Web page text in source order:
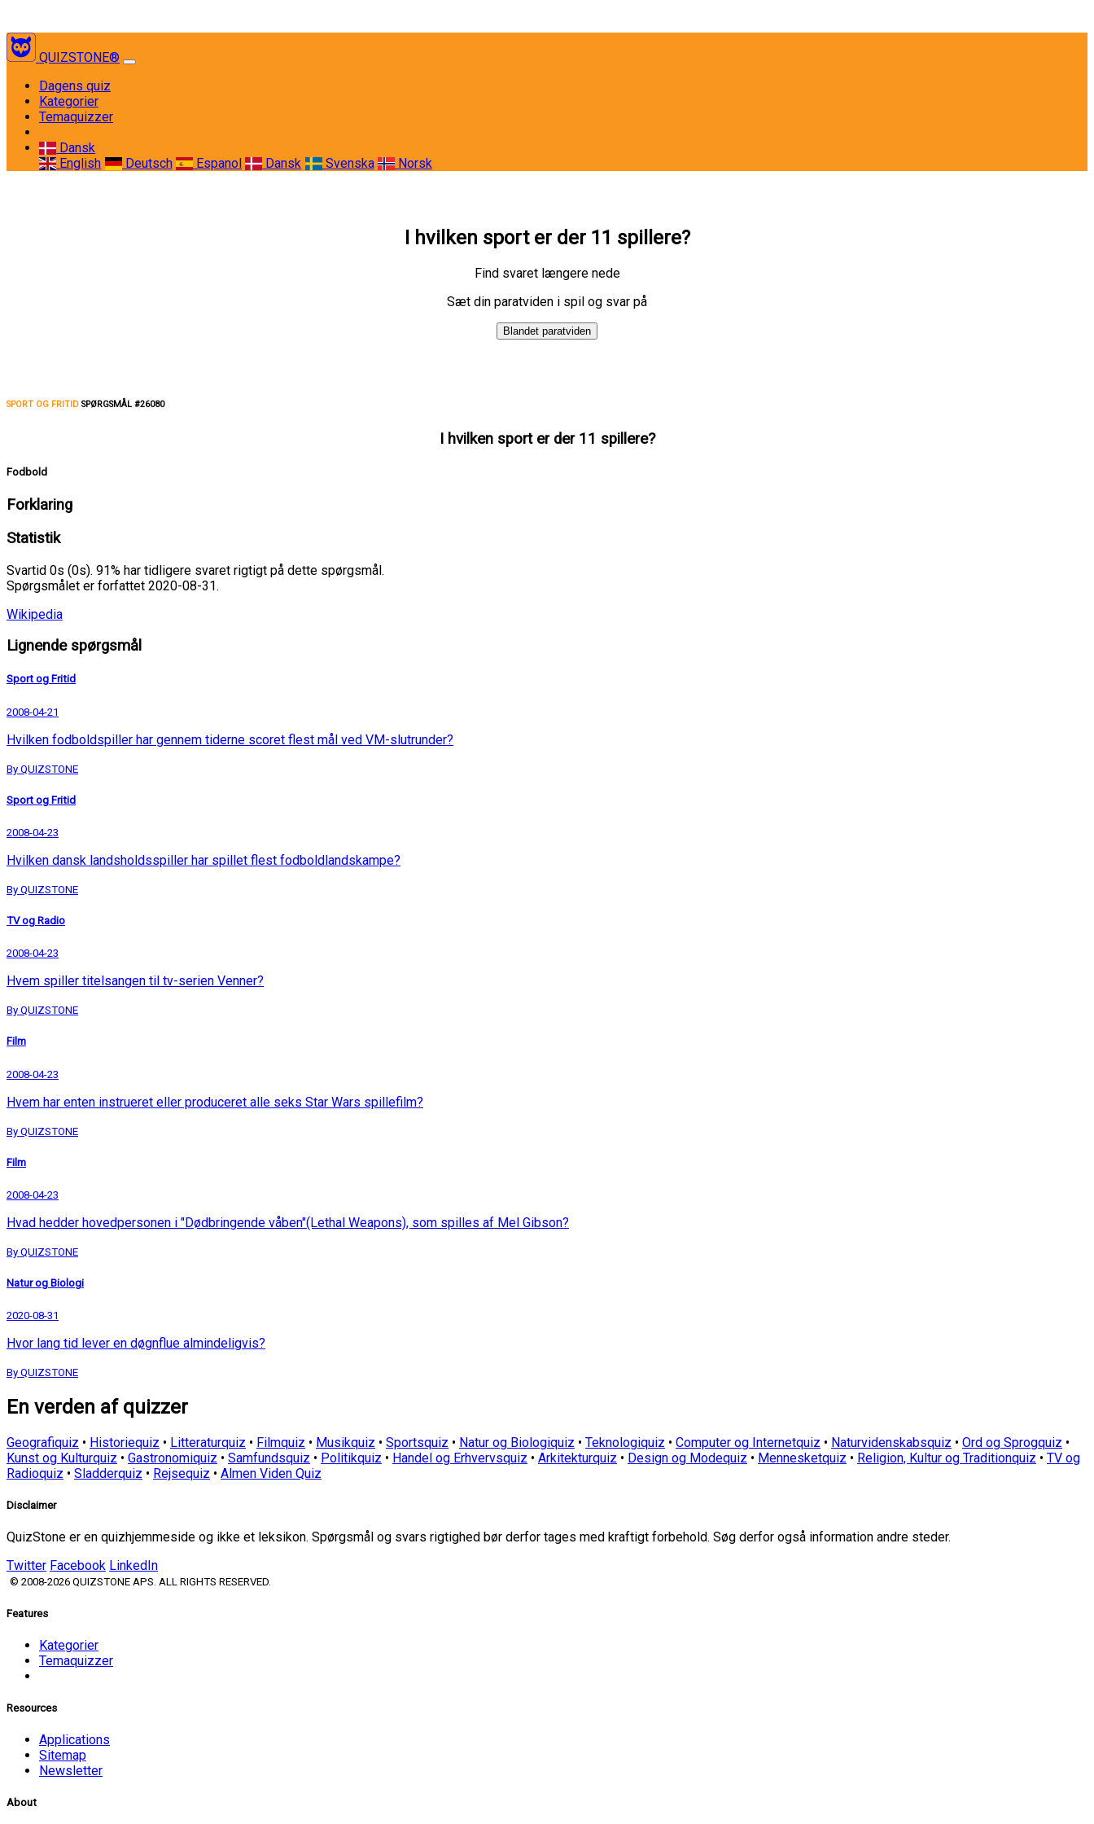
QUIZSTONE®
Dagens quiz
Kategorier
Temaquizzer
Dansk
English
Deutsch Espanol Dansk Svenska Norsk
I hvilken sport er der 11 spillere?
Find svaret længere nede
Sæt din paratviden i spil og svar på
Blandet paratviden
SPORT OG FRITID SPØRGSMÅL #26080
I hvilken sport er der 11 spillere?
Fodbold
Forklaring
Statistik
Svartid 0s (0s). 91% har tidligere svaret rigtigt på dette spørgsmål.
Spørgsmålet er forfattet 2020-08-31.
Wikipedia
Lignende spørgsmål
Sport og Fritid
2008-04-21
Hvilken fodboldspiller har gennem tiderne scoret flest mål ved VM-slutrunder?
By QUIZSTONE
Sport og Fritid
2008-04-23
Hvilken dansk landsholdsspiller har spillet flest fodboldlandskampe?
By QUIZSTONE
TV og Radio
2008-04-23
Hvem spiller titelsangen til tv-serien Venner?
By QUIZSTONE
Film
2008-04-23
Hvem har enten instrueret eller produceret alle seks Star Wars spillefilm?
By QUIZSTONE
Film
2008-04-23
Hvad hedder hovedpersonen i "Dødbringende våben"(Lethal Weapons), som spilles af Mel Gibson?
By QUIZSTONE
Natur og Biologi
2020-08-31
Hvor lang tid lever en døgnflue almindeligvis?
By QUIZSTONE
En verden af quizzer
Geografiquiz • Historiequiz • Litteraturquiz • Filmquiz • Musikquiz • Sportsquiz • Natur og Biologiquiz • Teknologiquiz • Computer og Internetquiz • Naturvidenskabsquiz • Ord og Sprogquiz •
Kunst og Kulturquiz • Gastronomiquiz • Samfundsquiz • Politikquiz • Handel og Erhvervsquiz • Arkitekturquiz • Design og Modequiz • Mennesketquiz • Religion, Kultur og Traditionquiz • TV og
Radioquiz • Sladderquiz • Rejsequiz • Almen Viden Quiz
Disclaimer
QuizStone er en quizhjemmeside og ikke et leksikon. Spørgsmål og svars rigtighed bør derfor tages med kraftigt forbehold. Søg derfor også information andre steder.
Twitter Facebook LinkedIn
© 2008-2026 QUIZSTONE APS. ALL RIGHTS RESERVED.
Features
Kategorier
Temaquizzer
Resources
Applications
Sitemap
Newsletter
About